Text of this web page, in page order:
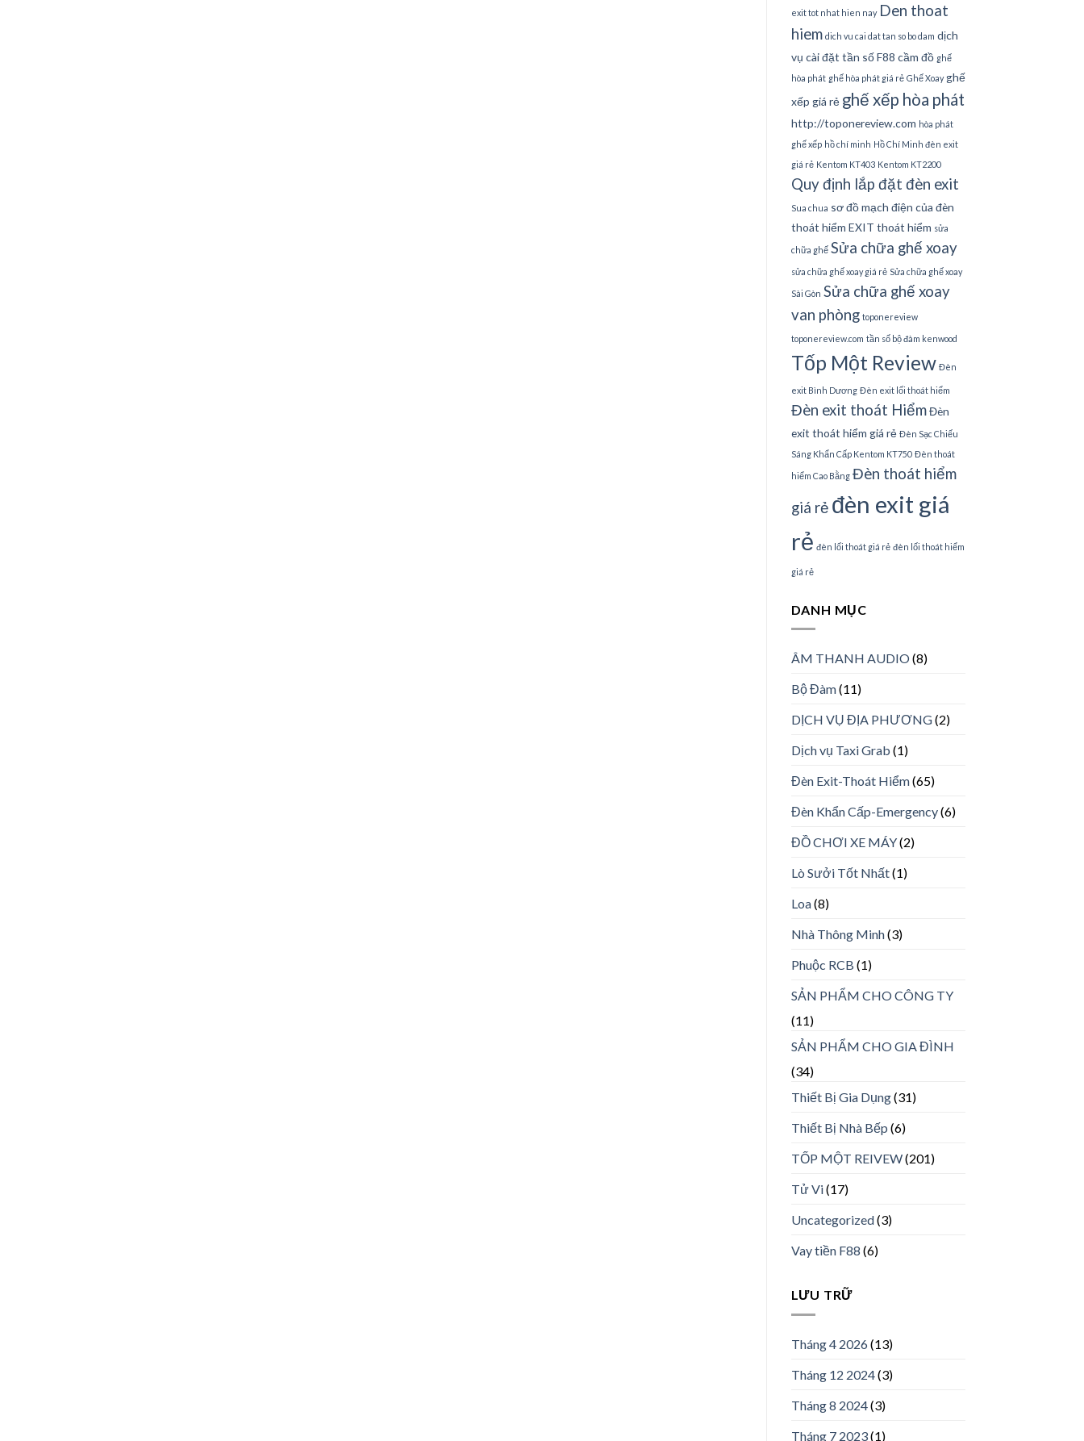
exit tot nhat hien nay Den thoat
hiem dich vu cai dat tan so bo dam dịch
vụ cài đặt tần số F88 cầm đồ ghế
hòa phát ghế hòa phát giá rẻ Ghế Xoay ghế
xếp giá rẻ ghế xếp hòa phát
http://toponereview.com hòa phát
ghế xếp hồ chí minh Hồ Chí Minh đèn exit
giá rẻ Kentom KT403 Kentom KT2200
Quy định lắp đặt đèn exit
Sua chua sơ đồ mạch điện của đèn
thoát hiểm EXIT thoát hiểm sửa
chữa ghế Sửa chữa ghế xoay
sửa chữa ghế xoay giá rẻ Sửa chữa ghế xoay
Sài Gòn Sửa chữa ghế xoay
van phòng toponereview
toponereview.com tần số bộ đàm kenwood
Tốp Một Review Đèn
exit Bình Dương Đèn exit lối thoát hiểm
Đèn exit thoát Hiểm Đèn
exit thoát hiểm giá rẻ Đèn Sạc Chiếu
Sáng Khẩn Cấp Kentom KT750 Đèn thoát
hiểm Cao Bằng Đèn thoát hiểm
giá rẻ đèn exit giá
rẻ đèn lối thoát giá rẻ đèn lối thoát hiểm
giá rẻ
DANH MỤC
ÂM THANH AUDIO(8)
Bộ Đàm(11)
DỊCH VỤ ĐỊA PHƯƠNG(2)
Dịch vụ Taxi Grab (1)
Đèn Exit-Thoát Hiểm(65)
Đèn Khẩn Cấp-Emergency(6)
ĐỒ CHƠI XE MÁY(2)
Lò Sưởi Tốt Nhất(1)
Loa(8)
Nhà Thông Minh(3)
Phuộc RCB (1)
SẢN PHẨM CHO CÔNG TY
(11)
SẢN PHẨM CHO GIA ĐÌNH
(34)
Thiết Bị Gia Dụng(31)
Thiết Bị Nhà Bếp (6)
TỐP MỘT REIVEW(201)
Tử Vi(17)
Uncategorized(3)
Vay tiền F88 (6)
LƯU TRỮ
Tháng 4 2026(13)
Tháng 12 2024(3)
Tháng 8 2024(3)
Tháng 7 2023(1)